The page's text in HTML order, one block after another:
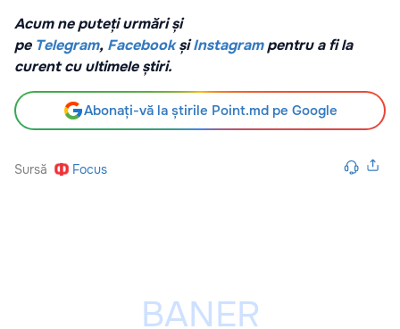
Acum ne puteți urmări și
pe Telegram, Facebook șiInstagrampentru a fi la
curent cu ultimele știri.
Abonați-vă la știrile Point.md pe Google
Sursă Focus